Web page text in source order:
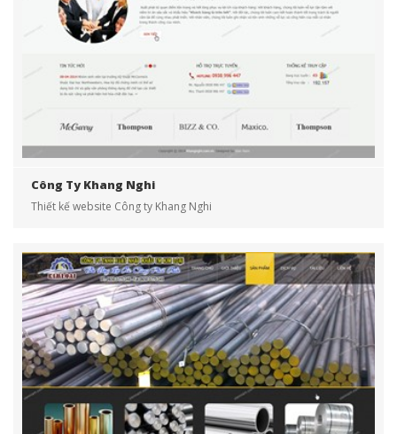
Công Ty Khang Nghi
Thiết kế website Công ty Khang Nghi